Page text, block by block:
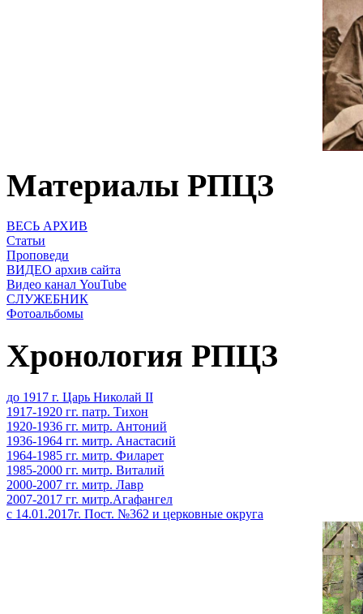
Материалы РПЦЗ
ВЕСЬ АРХИВ
Статьи
Проповеди
ВИДЕО архив сайта
Видео канал YouTube
СЛУЖЕБНИК
Фотоальбомы
Хронология РПЦЗ
до 1917 г. Царь Николай II
1917-1920 гг. патр. Тихон
1920-1936 гг. митр. Антоний
1936-1964 гг. митр. Анастасий
1964-1985 гг. митр. Филарет
1985-2000 гг. митр. Виталий
2000-2007 гг. митр. Лавр
2007-2017 гг. митр.Агафангел
с 14.01.2017г. Пост. №362 и церковные округа